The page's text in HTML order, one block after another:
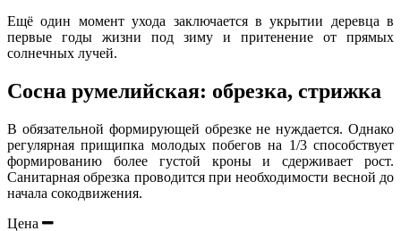
Ещё один момент ухода заключается в укрытии деревца в
первые годы жизни под зиму и притенение от прямых
солнечных лучей.
Сосна румелийская: обрезка, стрижка
В обязательной формирующей обрезке не нуждается. Однако
регулярная прищипка молодых побегов на 1/3 способствует
формированию более густой кроны и сдерживает рост.
Санитарная обрезка проводится при необходимости весной до
начала сокодвижения.
Цена